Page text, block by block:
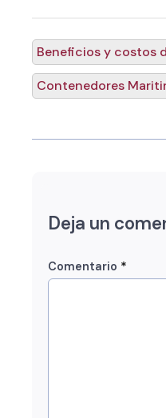
Beneficios y costos
Contenedores
Deja un
Comentario *